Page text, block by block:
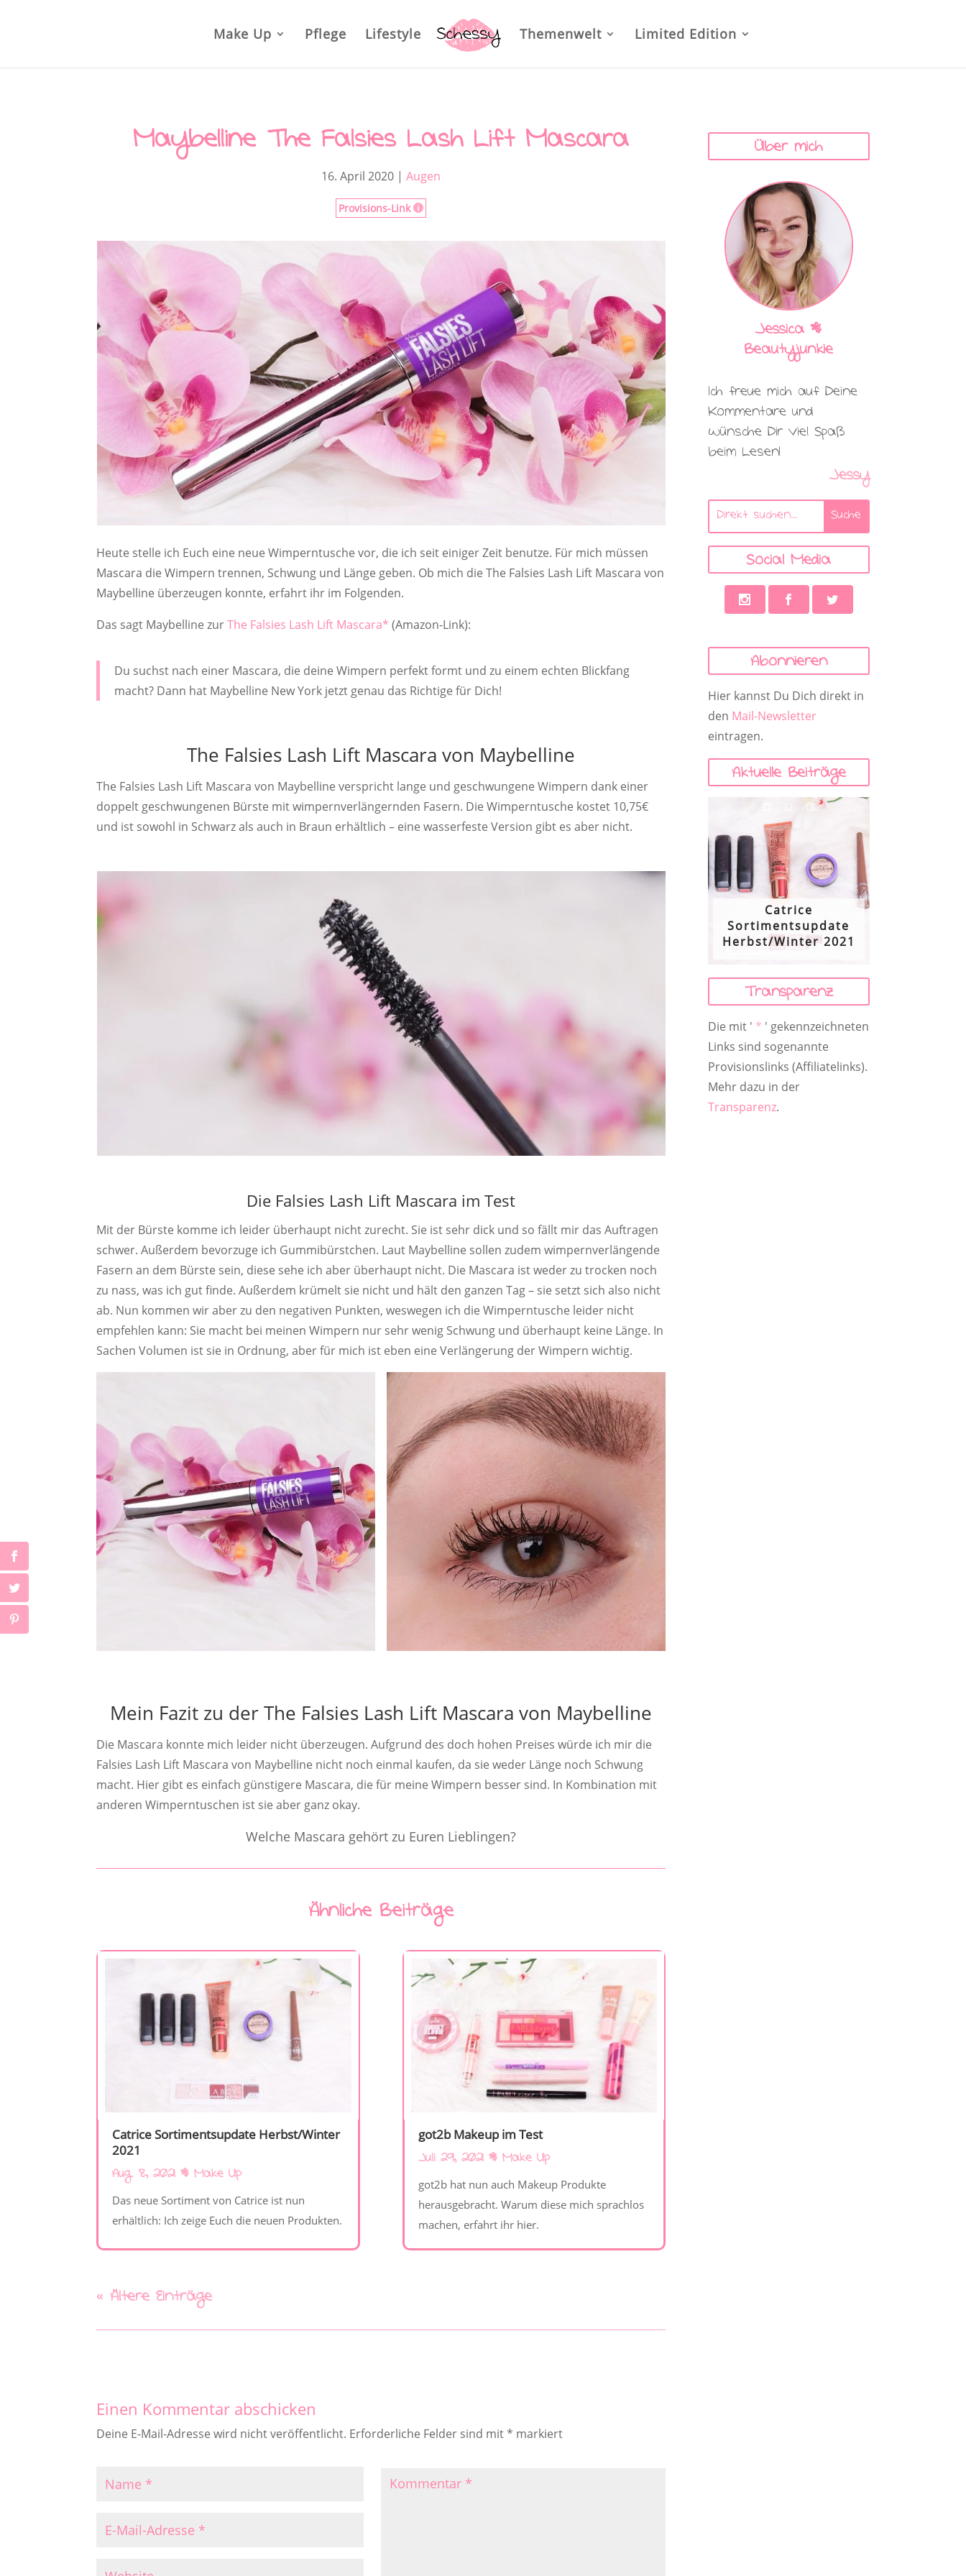
Make Up Pflege Lifestyle Themenwelt Limited Edition
Maybelline The Falsies Lash Lift Mascara
16. April 2020 |Augen
Provisions-Link
Heute stelle ich Euch eine neue Wimperntusche vor, die ich seit einiger Zeit benutze. Für mich müssen
Mascara die Wimpern trennen, Schwung und Länge geben. Ob mich die The Falsies Lash Lift Mascara von
Maybelline überzeugen konnte, erfahrt ihr im Folgenden.
Das sagt Maybelline zurThe Falsies Lash Lift Mascara (Amazon-Link):
Du suchst nach einer Mascara, die deine Wimpern perfekt formt und zu einem echten Blickfang
macht? Dann hat Maybelline New York jetzt genau das Richtige für Dich!
The Falsies Lash Lift Mascara von Maybelline
The Falsies Lash Lift Mascara von Maybelline verspricht lange und geschwungene Wimpern dank einer
doppelt geschwungenen Bürste mit wimpernverlängernden Fasern. Die Wimperntusche kostet 10,75€
und ist sowohl in Schwarz als auch in Braun erhältlich – eine wasserfeste Version gibt es aber nicht.
Die Falsies Lash Lift Mascara im Test
Mit der Bürste komme ich leider überhaupt nicht zurecht. Sie ist sehr dick und so fällt mir das Auftragen
schwer. Außerdem bevorzuge ich Gummibürstchen. Laut Maybelline sollen zudem wimpernverlängende
Fasern an dem Bürste sein, diese sehe ich aber überhaupt nicht. Die Mascara ist weder zu trocken noch
zu nass, was ich gut finde. Außerdem krümelt sie nicht und hält den ganzen Tag – sie setzt sich also nicht
ab. Nun kommen wir aber zu den negativen Punkten, weswegen ich die Wimperntusche leider nicht
empfehlen kann: Sie macht bei meinen Wimpern nur sehr wenig Schwung und überhaupt keine Länge. In
Sachen Volumen ist sie in Ordnung, aber für mich ist eben eine Verlängerung der Wimpern wichtig.
Mein Fazit zu der The Falsies Lash Lift Mascara von Maybelline
Die Mascara konnte mich leider nicht überzeugen. Aufgrund des doch hohen Preises würde ich mir die
Falsies Lash Lift Mascara von Maybelline nicht noch einmal kaufen, da sie weder Länge noch Schwung
macht. Hier gibt es einfach günstigere Mascara, die für meine Wimpern besser sind. In Kombination mit
anderen Wimperntuschen ist sie aber ganz okay.
Welche Mascara gehört zu Euren Lieblingen?
Ähnliche Beiträge
Catrice Sortimentsupdate Herbst/Winter
2021
Aug. 8, 2021 |Make Up
Das neue Sortiment von Catrice ist nun
erhältlich: Ich zeige Euch die neuen Produkten.
got2b Makeup im Test
Juli 29, 2021| Make Up
got2b hat nun auch Makeup Produkte
herausgebracht. Warum diese mich sprachlos
machen, erfahrt ihr hier.
« Ältere Einträge
Einen Kommentar abschicken
Deine E-Mail-Adresse wird nicht veröffentlicht. Erforderliche Felder sind mit* markiert
Über mich
Jessica |
Beautyjunkie
Ich freue mich auf Deine
Kommentare und
wünsche Dir viel Spaß
beim Lesen!
Jessy
Social Media
Abonnieren
Hier kannst Du Dich direkt in
den Mail-Newsletter
eintragen.
Aktuelle Beiträge
Catrice
Sortimentsupdate
Herbst/Winter 2021
Transparenz
Die mit ' * ' gekennzeichneten
Links sind sogenannte
Provisionslinks (Affiliatelinks).
Mehr dazu in der
Transparenz.